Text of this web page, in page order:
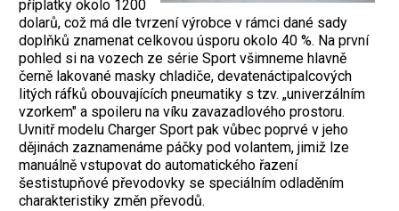
příplatky okolo 1200
dolarů, což má dle tvrzení výrobce v rámci dané sady
doplňků znamenat celkovou úsporu okolo 40 %. Na první
pohled si na vozech ze série Sport všimneme hlavně
černě lakované masky chladiče, devatenáctipalcových
litých ráfků obouvajících pneumatiky s tzv. „univerzálním
vzorkem" a spoileru na víku zavazadlového prostoru.
Uvnitř modelu Charger Sport pak vůbec poprvé v jeho
dějinách zaznamenáme páčky pod volantem, jimiž lze
manuálně vstupovat do automatického řazení
šestistupňové převodovky se speciálním odladěním
charakteristiky změn převodů.